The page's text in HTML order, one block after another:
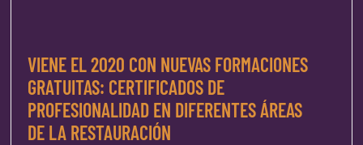
VIENE EL 2020 CON NUEVAS FORMACIONES
GRATUITAS: CERTIFICADOS DE
PROFESIONALIDAD EN DIFERENTES ÁREAS
DE LA RESTAURACIÓN